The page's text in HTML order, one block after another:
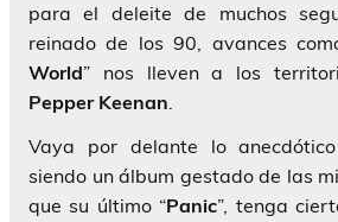
para el deleite de muchos
reinado de los 90, avances
World” nos lleven a los
Pepper Keenan.
Vaya por delante lo
siendo un álbum gestado de las
que su último “Panic”, tenga